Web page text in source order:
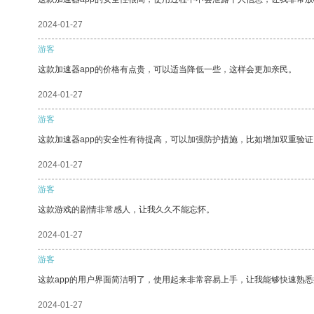
2024-01-27
游客
这款加速器app的价格有点贵，可以适当降低一些，这样会更加亲民。
2024-01-27
游客
这款加速器app的安全性有待提高，可以加强防护措施，比如增加双重验证
2024-01-27
游客
这款游戏的剧情非常感人，让我久久不能忘怀。
2024-01-27
游客
这款app的用户界面简洁明了，使用起来非常容易上手，让我能够快速熟悉
2024-01-27